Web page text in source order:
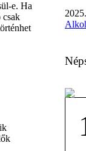
e. Ha
csak